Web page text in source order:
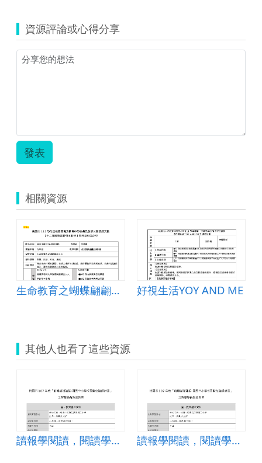
資源評論或心得分享
發表
相關資源
生命教育之蝴蝶翩翩是人生 好視生活YOY AND ME
其他人也看了這些資源
讀報學閱讀，閱讀學科學 讀報學閱讀，閱讀學科學